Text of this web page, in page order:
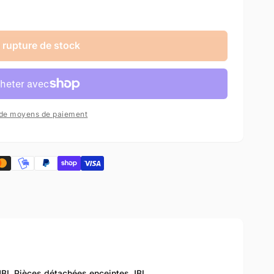
rupture de stock
moyens de paiement